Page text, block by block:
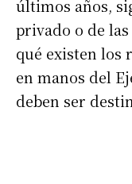
Suscribirme
últimos años,
privado o de
qué existen los
en manos del
deben ser